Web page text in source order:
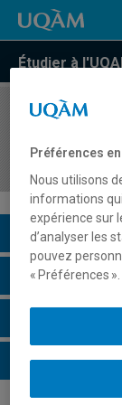
Étudier à
COURS//
milieu de
Description
Horaire - Été
Horaire -
Horaire -
Préférences
Nous utilisons
informations
expérience sur
d’analyser les
pouvez
« Préférences ».